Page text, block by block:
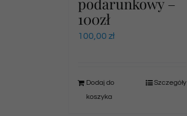
100zł
100,00 zł
Dodaj do
koszyka
Szczegóły